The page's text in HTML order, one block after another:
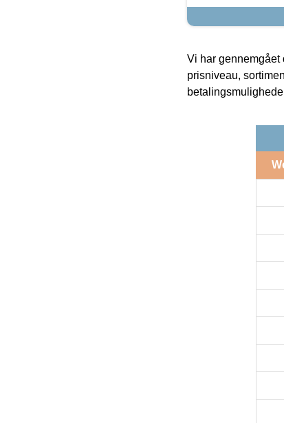
Vi har gennemgået
prisniveau,